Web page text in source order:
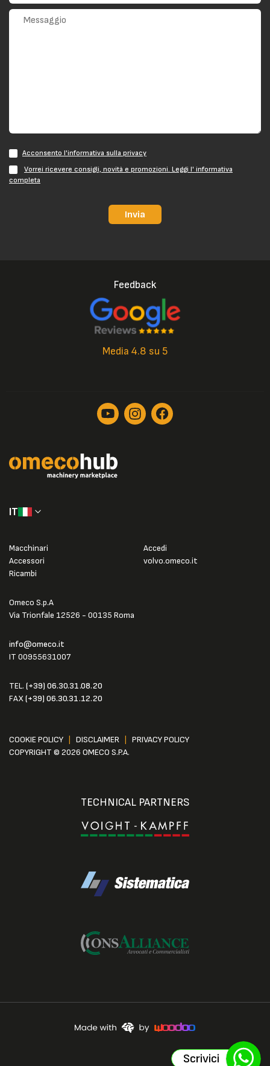
Acconsento l'informativa sulla privacy
Vorrei ricevere consigli, novità e promozioni. Leggi l' informativa
completa
Invia
Feedback
Media 4.8 su 5
IT
Omeco S.p.A
Via Trionfale 12526 - 00135 Roma
info@omeco.it
IT 00955631007
TEL. (+39) 06.30.31.08.20
FAX(+39) 06.30.31.12.20
Macchinari
Accessori
Ricambi
Accedi
volvo.omeco.it
COOKIE POLICY DISCLAIMER
PRIVACY POLICY
COPYRIGHT © 2026 OMECO S.P.A.
TECHNICAL PARTNERS
Scrivici